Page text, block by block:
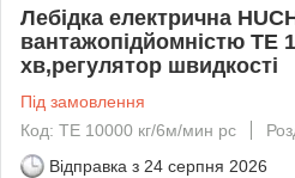
Лебідка електрична
вантажопідйомністю TE
хв,регулятор швидкості
Під замовлення
Код: TE 10000 кг/6м/мин рс
Відправка з 24 серпня 2026